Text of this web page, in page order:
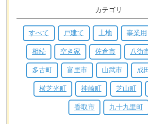
カテゴリ
すべて 戸建て 土地 事業用
相続 空き家 佐倉市 八街
多古町 富里市 山武市 成
横芝光町 神崎町 芝山町
香取市 九十九里町